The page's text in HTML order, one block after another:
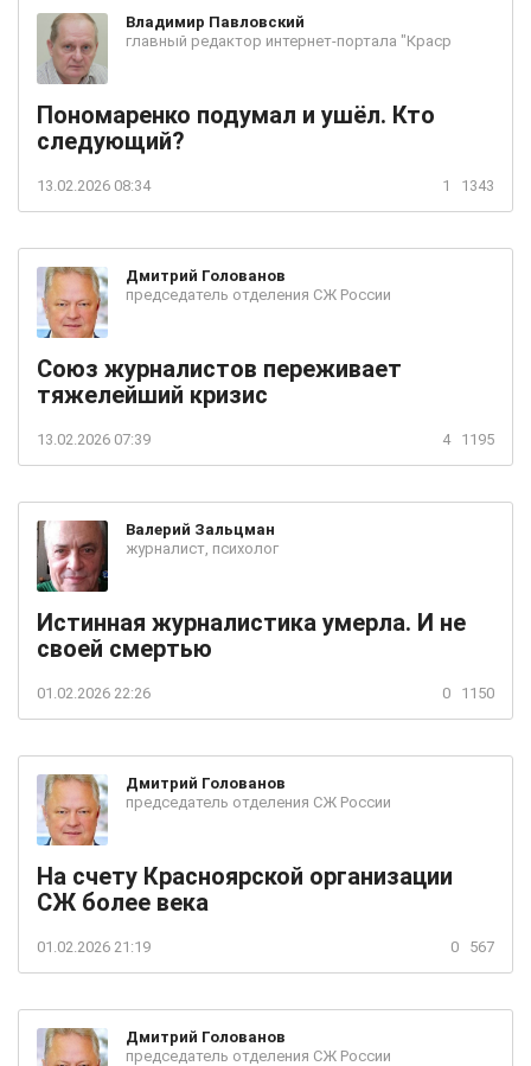
Владимир Павловский
главный редактор интернет-портала "Краср
Пономаренко подумал и ушёл. Кто
следующий?
13.02.2026 08:34 1 1343
Дмитрий Голованов
председатель отделения СЖ России
Союз журналистов переживает
тяжелейший кризис
13.02.2026 07:39 4 1195
Валерий Зальцман
журналист, психолог
Истинная журналистика умерла. И не
своей смертью
01.02.2026 22:26 0 1150
Дмитрий Голованов
председатель отделения СЖ России
На счету Красноярской организации
СЖ более века
01.02.2026 21:19 0 567
Дмитрий Голованов
председатель отделения СЖ России